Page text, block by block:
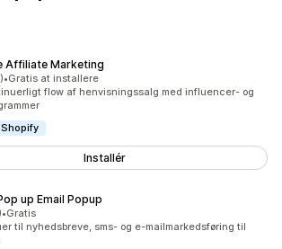
Affiliate Marketing
i alt
•Gratis at installere
flow af henvisningssalg med influencer- og
Installér
up Email Popup
i alt
•Gratis
til nyhedsbreve, sms- og e-mailmarkedsføring til